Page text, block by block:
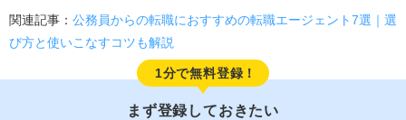
関連記事： 公務員からの転職におすすめの転職エージェント7選｜選
び方と使いこなすコツも解説
1分で無料登録！
まず登録しておきたい